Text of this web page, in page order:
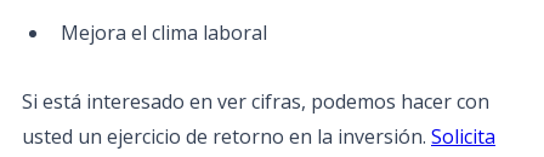
Mejora el clima laboral
Si está interesado en ver cifras, podemos hacer con
usted un ejercicio de retorno en la inversión. Solicita